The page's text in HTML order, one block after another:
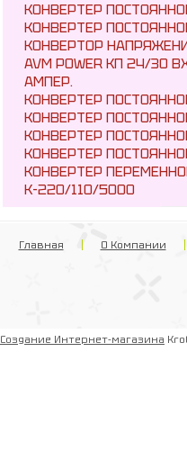
КОНВЕРТЕР
КОНВЕРТЕР
КОНВЕРТОР
AVM POWER KП 24/
АМПЕР.
КОНВЕРТЕР
КОНВЕРТЕР
КОНВЕРТЕР
КОНВЕРТЕР
КОНВЕРТЕР
К-220/110/5000
Главная О Компании
Создание Интернет-магазина